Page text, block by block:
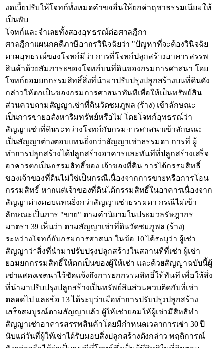
งดเบี้ยปรับให้โจทก์ทั้งหมดคำขออื่นให้ยกค่าฤชาธรรมเนียมให้
เป็นพับ
โจทก์และจำเลยทั้งสองอุทธรณ์ต่อศาลฎีกา
ศาลฎีกาแผนกคดีภาษีอากรวินิจฉัยว่า "ปัญหาที่จะต้องวินิจฉัย
ตามอุทธรณ์ของโจทก์มีว่า การที่โจทก์ปลูกสร้างอาคารสรรพ
สินค้าด้วยสัมภาระของโจทก์บนที่ดินของกรมการศาสนา โดย
โจทก์ยอมยกกรรมสิทธิ์สิ่งที่นำมาปรับปรุงปลูกสร้างบนที่ดินดัง
กล่าวให้ตกเป็นของกรมการศาสนาทันทีเพื่อให้เป็นทรัพย์สิน
ส่วนควบตามสัญญาเช่าที่ดินวัดชมภูพล (ร้าง) เข้าลักษณะ
เป็นการขายอสังหาริมทรัพย์หรือไม่ โดยโจทก์อุทธรณ์ว่า
สัญญาเช่าที่ดินระหว่างโจทก์กับกรมการศาสนาเข้าลักษณะ
เป็นสัญญาต่างตอบแทนยิ่งกว่าสัญญาเช่าธรรมดา การที่ ผู้
ทำการปลูกสร้างได้ปลูกสร้างอาคารและทันทีที่ปลูกสร้างเสร็จ
อาคารตกเป็นกรรมสิทธิ์ของ เจ้าของที่ดิน การได้กรรมสิทธิ์
ของเจ้าของที่ดินไม่ใช่เป็นกรณีเนื่องจากการขายหรือการโอน
กรรมสิทธิ์ หากแต่เจ้าของที่ดินได้กรรมสิทธิ์ในอาคารเนื่องจาก
สัญญาต่างตอบแทนยิ่งกว่าสัญญาเช่าธรรมดา กรณีไม่เข้า
ลักษณะเป็นการ "ขาย" ตามคำนิยามในประมวลรัษฎากร
มาตรา 39 เห็นว่า ตามสัญญาเช่าที่ดินวัดชมภูพล (ร้าง)
ระหว่างโจทก์กับกรมการศาสนา ในข้อ 10 ได้ระบุว่า ผู้เช่า
สัญญาว่าสิ่งที่นำมาปรับปรุงปลูกสร้างในสถานที่ที่เช่า ผู้เช่า
ยอมยกกรรมสิทธิ์ให้ตกเป็นของผู้ให้เช่า และด้วยสัญญาฉบับนี้ผู้
เช่าแสดงเจตนาไว้ชัดแจ้งถึงการยกกรรมสิทธิ์ให้ทันที เพื่อให้สิ่ง
ที่นำมาปรับปรุงปลูกสร้างเป็นทรัพย์สินส่วนควบติดกับที่เช่า
ตลอดไป และข้อ 13 ได้ระบุว่าเมื่อทำการปรับปรุงปลูกสร้าง
เสร็จสมบูรณ์ตามสัญญาแล้ว ผู้ให้เช่ายอมให้ผู้เช่ามีสิทธิทำ
สัญญาเช่าอาคารสรรพสินค้าโดยมีกำหนดเวลาการเช่า 30 ปี
นับแต่วันที่ผู้ให้เช่าได้รับมอบสิ่งปลูกสร้างดังกล่าว พฤติการณ์